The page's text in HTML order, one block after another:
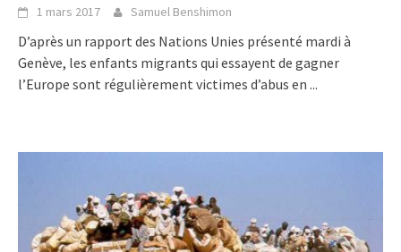
1 mars 2017 Samuel Benshimon
D’après un rapport des Nations Unies présenté mardi à
Genève, les enfants migrants qui essayent de gagner
l’Europe sont régulièrement victimes d’abus en ...